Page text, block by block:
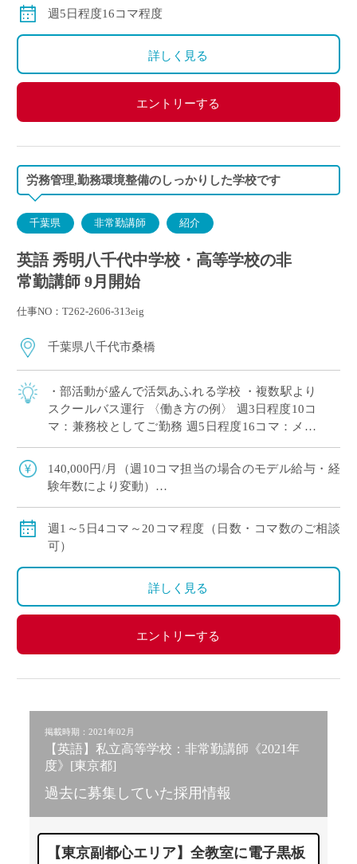
週5日程度16コマ程度
詳しく見る
エントリーする
労務管理,勤務環境整備のしっかりした学校です
千葉県 非常勤講師 紹介
英語 秀明八千代中学校・高等学校の非
常勤講師 9月開始
仕事NO：T262-2606-313eig
千葉県八千代市桑橋
・部活動が盛んで活気あふれる学校 ・複数駅より
スクールバス運行 〈働き方の例〉 週3日程度10コ
マ：兼務校としてご勤務 週5日程度16コマ：メイ
140,000円/月（週10コマ担当の場合のモデル給与・経
験年数により変動）
賞与：無し
昇給：有り、年1回の査定による
その他保険：労災保険
週1～5日4コマ～20コマ程度（日数・コマ数のご相談
可）
詳しく見る
エントリーする
掲載時期：2021年02月
【英語】私立高等学校：非常勤講師《2021年
度》[東京都]
過去に募集していた採用情報
【東京副都心エリア】全教室に電子黒板